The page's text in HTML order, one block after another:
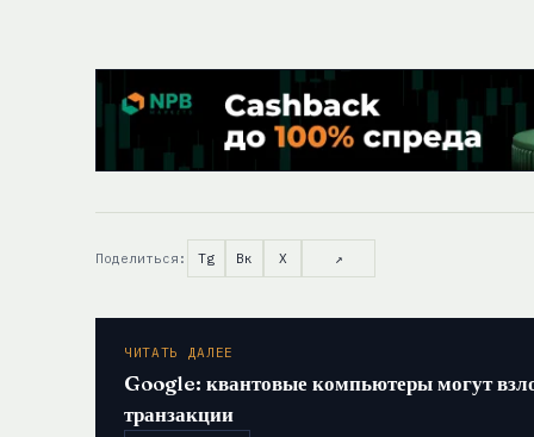
Поделиться: Tg Вк X ↗
ЧИТАТЬ ДАЛЕЕ
Google: квантовые компьютеры могут
транзакции